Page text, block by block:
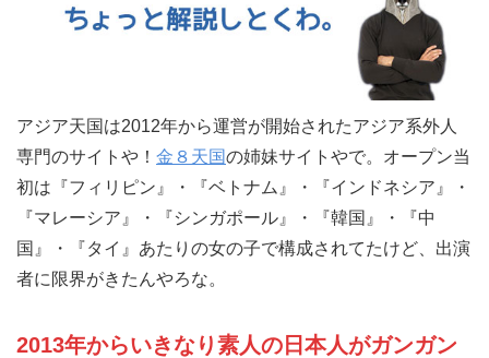
アジア天国は2012年から運営が開始されたアジア系外人
専門のサイトや！ 金８天国の姉妹サイトやで。オープン当
初は『フィリピン』・『ベトナム』・『インドネシア』・
『マレーシア』・『シンガポール』・『韓国』・『中
国』・『タイ』あたりの女の子で構成されてたけど、出演
者に限界がきたんやろな。
2013年からいきなり素人の日本人がガンガン